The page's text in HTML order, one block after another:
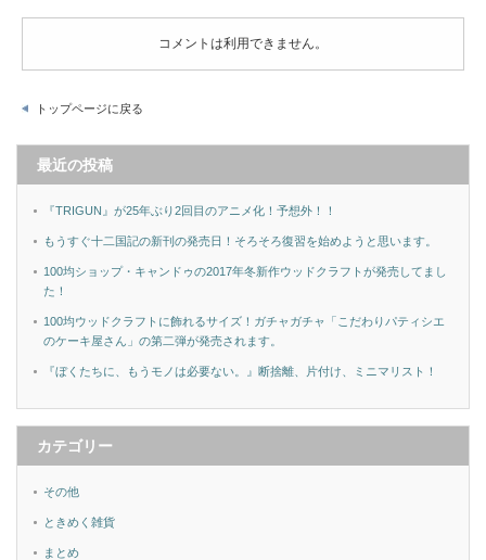
コメントは利用できません。
トップページに戻る
最近の投稿
『TRIGUN』が25年ぶり2回目のアニメ化！予想外！！
もうすぐ十二国記の新刊の発売日！そろそろ復習を始めようと思います。
100均ショップ・キャンドゥの2017年冬新作ウッドクラフトが発売してまし
た！
100均ウッドクラフトに飾れるサイズ！ガチャガチャ「こだわりパティシエ
のケーキ屋さん」の第二弾が発売されます。
『ぼくたちに、もうモノは必要ない。』断捨離、片付け、ミニマリスト！
カテゴリー
その他
ときめく雑貨
まとめ